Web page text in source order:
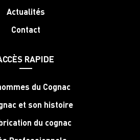
Actualités
Contact
RAPIDE
du Cognac
et son histoire
du cognac